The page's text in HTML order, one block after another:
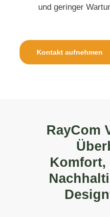
und geringer
Kontakt aufnehmen
RayCom
Komfort,